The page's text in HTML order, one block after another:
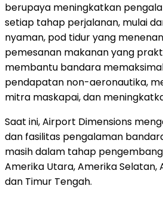
berupaya meningkatkan
setiap tahap perjalanan, mulai
nyaman, pod tidur yang
pemesanan makanan yang
membantu bandara
pendapatan non-aeronautika,
mitra maskapai, dan
Saat ini, Airport Dimensions
dan fasilitas pengalaman
masih dalam tahap
Amerika Utara, Amerika Selatan,
dan Timur Tengah.